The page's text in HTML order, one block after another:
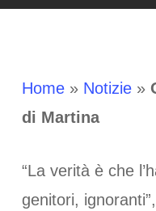
Home» Notizie»
di Martina
“La verità è che
genitori,